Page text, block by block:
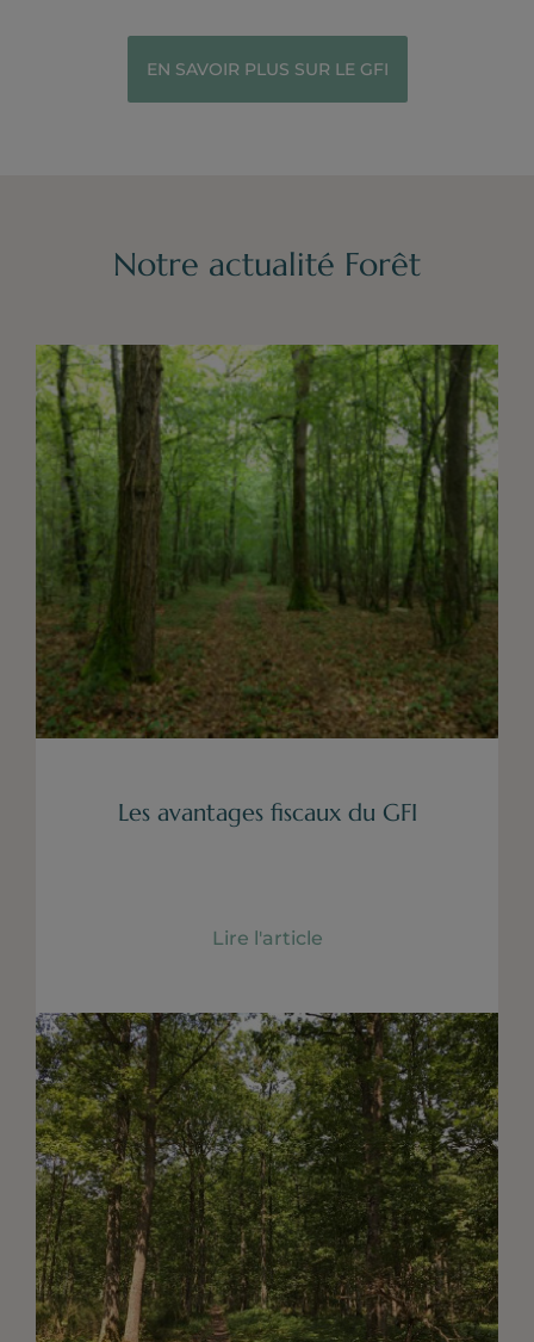
EN SAVOIR PLUS SUR LE GFI
Notre actualité Forêt
Les avantages fiscaux du GFI
Lire l'article